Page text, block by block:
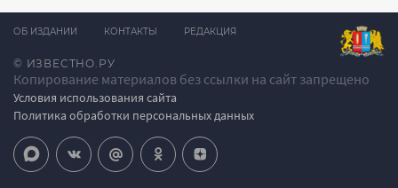
© ИЗВЕСТНО.РУ
Копирование материалов без ссылки на сайт запрещено
Условия использования сайта
Политика обработки персональных данных
ОБ ИЗДАНИИ КОНТАКТЫ РЕДАКЦИЯ